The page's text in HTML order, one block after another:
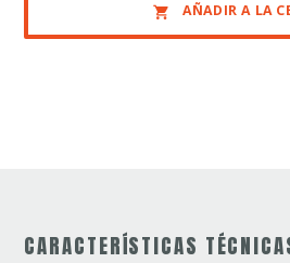
AÑADIR A LA
CARACTERÍSTICAS